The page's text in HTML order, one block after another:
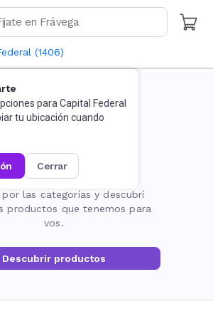
(1406)
para Capital Federal
tu ubicación cuando
cerrar
página no existe
por las categorías y descubrí
productos que tenemos para
vos.
Descubrir productos